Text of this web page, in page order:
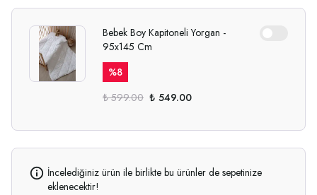
Bebek Boy Kapitoneli Yorgan -
95x145 Cm
%8
₺ 599.00 ₺ 549.00
İncelediğiniz ürün ile birlikte bu ürünler de sepetinize
eklenecektir!